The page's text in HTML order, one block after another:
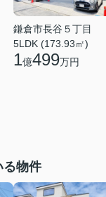
鎌倉市長谷５丁目
5LDK (173.93㎡)
1億499万円
る物件